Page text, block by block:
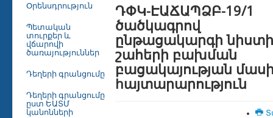
Օրենսդրություն
Պետական
տուրքեր և
վճարովի
ծառայություններ
Դեղերի գրանցումը
Դեղերի գրանցումը
ըստ ԵԱՏՄ
կանոնների
ԴՓԿ-ԷԱՃԱՊՁԲ-19/1
ծածկագրով
ընթացակարգի
շահերի բախման
բացակայության
hայտարարություն